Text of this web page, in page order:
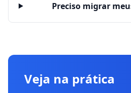
Preciso migrar
Veja na prática